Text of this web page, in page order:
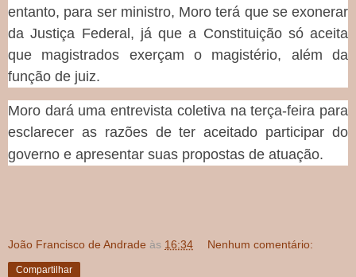
entanto, para ser ministro, Moro terá que se exonerar
da Justiça Federal, já que a Constituição só aceita
que magistrados exerçam o magistério, além da
função de juiz.
Moro dará uma entrevista coletiva na terça-feira para
esclarecer as razões de ter aceitado participar do
governo e apresentar suas propostas de atuação.
João Francisco de Andrade às 16:34 Nenhum comentário:
Compartilhar